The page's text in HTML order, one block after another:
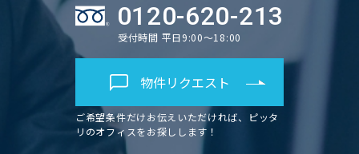
0120-620-213
受付時間 平日9:00～18:00
物件リクエスト
ご希望条件だけお伝えいただければ、ピッタ
リのオフィスをお探しします！